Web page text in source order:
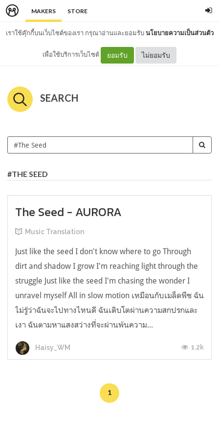
MAKERS STORE
เราใช้คุ๊กกี้บนเว็บไซต์ของเรา กรุณาอ่านและยอมรับนโยบายความเป็นส่วนตัว
เพื่อใช้บริการเว็บไซต์ ยอมรับ ไม่ยอมรับ
SEARCH
#THE SEED
The Seed - AURORA
Music Translation
Just like the seed I don't know where to go Through
dirt and shadow I grow I'm reaching light through the
struggle Just like the seed I'm chasing the wonder I
unravel myself All in slow motion เหมือนกับเมล็ดพืช ฉัน
ไม่รู้ว่าฉันจะไปทางไหนดี ฉันเติบโตผ่านความสกปรกและ
เงา ฉันตามหาแสงสว่างที่จะผ่านพ้นความ...
Haisy_WM 1.2k
1